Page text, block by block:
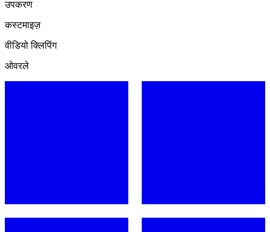
उपकरण
कस्टमाइज़
वीडियो क्लिपिंग
ओवरले